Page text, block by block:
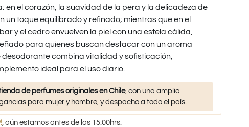
en el corazón, la suavidad de la pera y la delicadeza de
un toque equilibrado y refinado; mientras que en el
y el cedro envuelven la piel con una estela cálida,
para quienes buscan destacar con un aroma
desodorante combina vitalidad y sofisticación,
ideal para el uso diario.
de perfumes originales en Chile, con una amplia
para mujer y hombre, y despacho a todo el país.
, aún estamos antes de las 15:00hrs.